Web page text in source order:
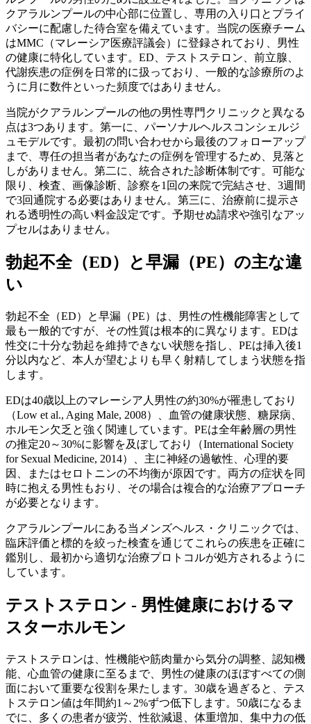
クアラルンプールの中心部に位置し、専用の入り口とプライ
バシーに配慮した待合室を備えています。当院の医療チーム
はMMC（マレーシア医療評議会）に登録されており、男性
の健康に特化しています。ED、テストステロン、前立腺、
代謝疾患の症例を日常的に扱っており、一般的な診療所のよ
うに月に数件といった頻度ではありません。
当院がクアラルンプールの他の男性専門クリニックと異なる
点は3つあります。第一に、パーソナルヘルスコンシェルジ
ュモデルです。最初の問い合わせから最後のフォローアップ
まで、専任の担当者があなたの症例を管理するため、見落と
しがありません。第二に、統合された診断体制です。可能な
限り、検査、画像診断、診察を1回の来院で完結させ、3週間
で3回通院する必要はありません。第三に、治療前に提示さ
れる透明性の高い料金設定です。予期せぬ請求や強引なアッ
プセルはありません。
勃起不全（ED）と早漏（PE）の主な違
い
勃起不全（ED）と早漏（PE）は、男性の性機能障害として
最も一般的ですが、その性質は根本的に異なります。EDは
性交に十分な勃起を維持できない状態を指し、PEは挿入後1
分以内など、本人が望むよりも早く射精してしまう状態を指
します。
EDは40歳以上のマレーシア人男性の約30%が罹患しており
（Low et al., Aging Male, 2008）、血管の健康状態、糖尿病、
ホルモン欠乏と強く関連しています。PEは全年齢層の男性
の推定20～30%に影響を及ぼしており（International Society
for Sexual Medicine, 2014）、主に神経の過敏性、心理的要
因、またはセロトニンの不均衡が原因です。両方の症状を同
時に抱える男性もおり、その場合は複合的な治療アプローチ
が必要となります。
クアラルンプールにある当メンズヘルス・クリニックでは、
臨床評価と標的を絞った検査を通じてこれらの疾患を正確に
鑑別し、最初から適切な治療プロトコルが処方されるように
しています。
テストステロン - 男性健康におけるマ
スターホルモン
テストステロンは、性機能や筋肉量から気分の調整、認知機
能、心血管の健康に至るまで、男性の健康のほぼすべての側
面において重要な役割を果たします。30歳を過ぎると、テス
トステロン値は年間約1～2%ずつ低下します。50歳になるま
でに、多くの患者が疲労、性欲減退、体重増加、集中力の低